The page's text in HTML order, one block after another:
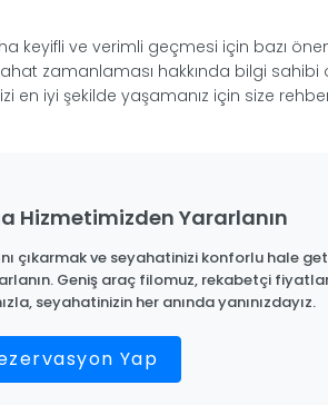
keyifli ve verimli geçmesi için bazı
zamanlaması hakkında bilgi
en iyi şekilde yaşamanız için size
Hizmetimizden Yararlanın
çıkarmak ve seyahatinizi konforlu hale
Geniş araç filomuz, rekabetçi
seyahatinizin her anında yanınızdayız.
Yap